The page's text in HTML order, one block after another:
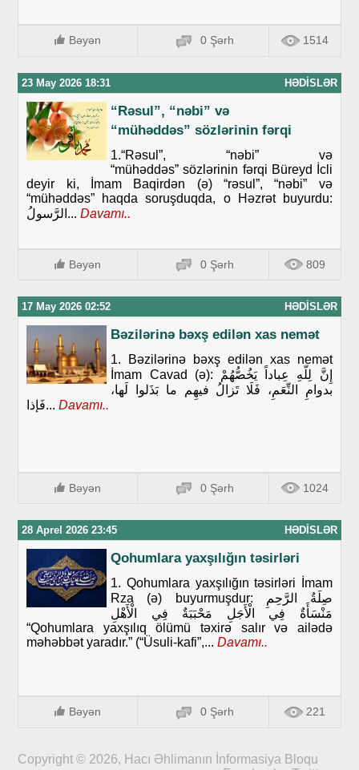
Bəyən 0 Şərh 1514
23 May 2026 18:31 HƏDISLƏR
“Rəsul”, “nəbi” və
“mühəddəs” sözlərinin fərqi
1.“Rəsul”, “nəbi” və
“mühəddəs” sözlərinin fərqi Büreyd İcli
deyir ki, İmam Baqirdən (ə) “rəsul”, “nəbi” və
“mühəddəs” haqda soruşduqda, o Həzrət buyurdu:
الرَّسولُ... Davamı..
Bəyən 0 Şərh 809
17 May 2026 02:52 HƏDISLƏR
Bəzilərinə bəxş edilən xas nemət
1. Bəzilərinə bəxş edilən xas nemət
İmam Cavad (ə): إِنَّ لِلّهِ عِباداً يَخُصُّهُمْ
بدوامِ النِّعَمِ، فَلَا تَزالُ فيهِم ما بَذَلوا لَها،
فَإذا... Davamı..
Bəyən 0 Şərh 1024
28 Aprel 2026 23:45 HƏDISLƏR
Qohumlara yaxşılığın təsirləri
1. Qohumlara yaxşılığın təsirləri İmam
Rza (ə) buyurmuşdur: صِلَةُ الرَّحِمِ
مَنْسَأَةٌ فِي الْأَجَلِ مَحْبَبَةٌ فِي الْأَهْلِ
“Qohumlara yaxşılıq ölümü təxirə salır və ailədə
məhəbbət yaradır.” (“Üsuli-kafi”,... Davamı..
Bəyən 0 Şərh 221
Copyright © 2026, Hacı Əhlimanın İnformasiya Bloqu